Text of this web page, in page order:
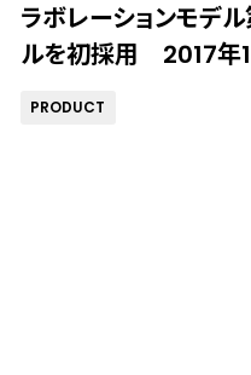
ラボレーションモデ
ルを初採用 2017年
PRODUCT